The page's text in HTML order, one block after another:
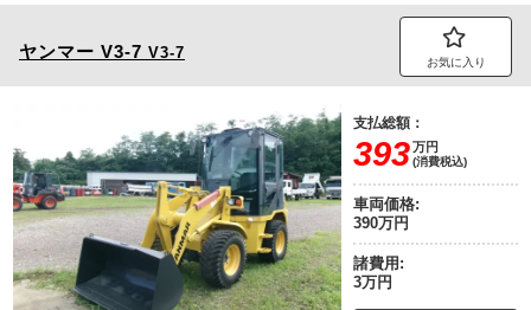
ヤンマー V3-7 V3-7
お気に入り
支払総額：
393万円
(消費税込)
車両価格:
390万円
諸費用:
3万円